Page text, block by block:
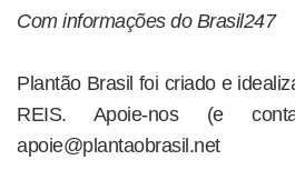
Com informações do Brasil247
Plantão Brasil foi criado e
REIS. Apoie-nos (e
apoie@plantaobrasil.net